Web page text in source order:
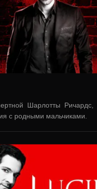
Шарлотты Ричардс,
с родными мальчиками.